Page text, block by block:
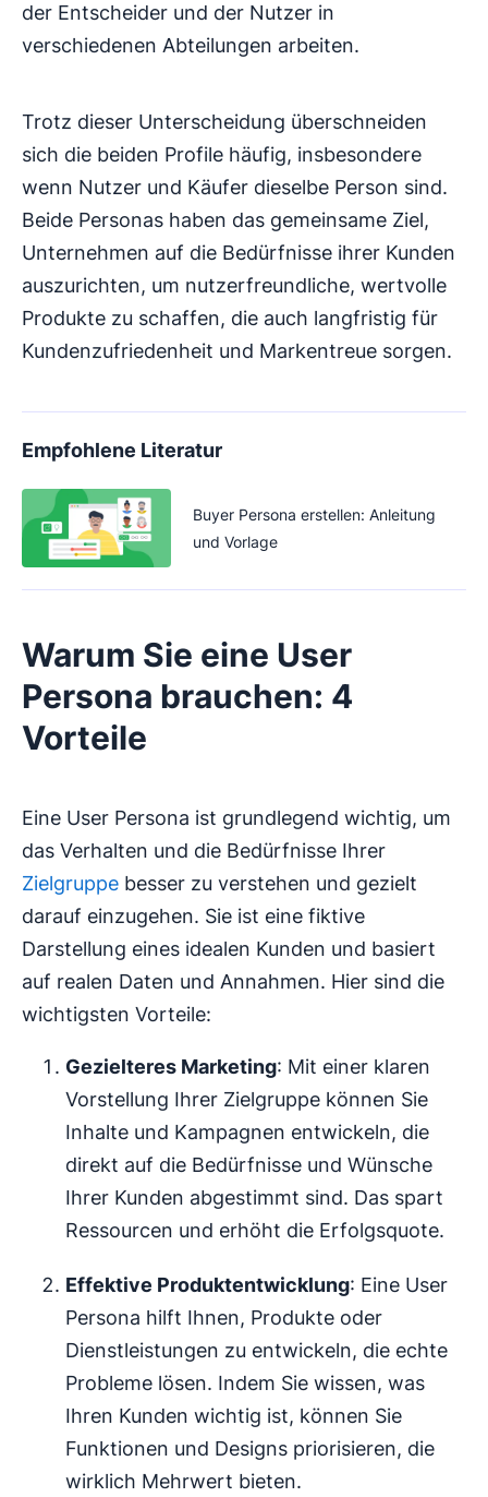
der Entscheider und der Nutzer in
verschiedenen Abteilungen arbeiten.
Trotz dieser Unterscheidung überschneiden
sich die beiden Profile häufig, insbesondere
wenn Nutzer und Käufer dieselbe Person sind.
Beide Personas haben das gemeinsame Ziel,
Unternehmen auf die Bedürfnisse ihrer Kunden
auszurichten, um nutzerfreundliche, wertvolle
Produkte zu schaffen, die auch langfristig für
Kundenzufriedenheit und Markentreue sorgen.
Empfohlene Literatur
Buyer Persona erstellen: Anleitung
und Vorlage
Warum Sie eine User
Persona brauchen: 4
Vorteile
Eine User Persona ist grundlegend wichtig, um
das Verhalten und die Bedürfnisse Ihrer
Zielgruppe besser zu verstehen und gezielt
darauf einzugehen. Sie ist eine fiktive
Darstellung eines idealen Kunden und basiert
auf realen Daten und Annahmen. Hier sind die
wichtigsten Vorteile:
Gezielteres Marketing: Mit einer klaren
Vorstellung Ihrer Zielgruppe können Sie
Inhalte und Kampagnen entwickeln, die
direkt auf die Bedürfnisse und Wünsche
Ihrer Kunden abgestimmt sind. Das spart
Ressourcen und erhöht die Erfolgsquote.
Effektive Produktentwicklung: Eine User
Persona hilft Ihnen, Produkte oder
Dienstleistungen zu entwickeln, die echte
Probleme lösen. Indem Sie wissen, was
Ihren Kunden wichtig ist, können Sie
Funktionen und Designs priorisieren, die
wirklich Mehrwert bieten.